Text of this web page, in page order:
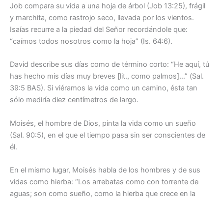
Job compara su vida a una hoja de árbol (Job 13:25), frágil
y marchita, como rastrojo seco, llevada por los vientos.
Isaías recurre a la piedad del Señor recordándole que:
“caímos todos nosotros como la hoja” (Is. 64:6).
David describe sus días como de término corto: “He aquí, tú
has hecho mis días muy breves [lit., como palmos]…” (Sal.
39:5 BAS). Si viéramos la vida como un camino, ésta tan
sólo mediría diez centímetros de largo.
Moisés, el hombre de Dios, pinta la vida como un sueño
(Sal. 90:5), en el que el tiempo pasa sin ser conscientes de
él.
En el mismo lugar, Moisés habla de los hombres y de sus
vidas como hierba: “Los arrebatas como con torrente de
aguas; son como sueño, como la hierba que crece en la